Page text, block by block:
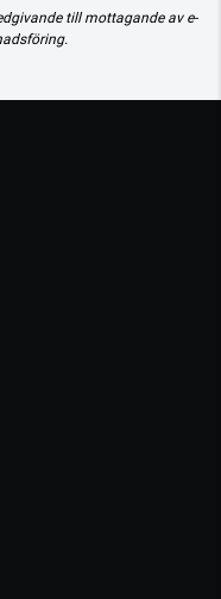
till mottagande av e-